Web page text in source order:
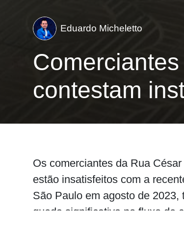
Eduardo Micheletto
contestam
Os comerciantes da Rua
estão insatisfeitos com a
São Paulo em agosto de
queda significativa no fluxo de